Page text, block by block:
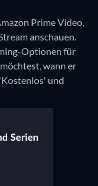
Prime Video,
anschauen.
Optionen für
wann er
und